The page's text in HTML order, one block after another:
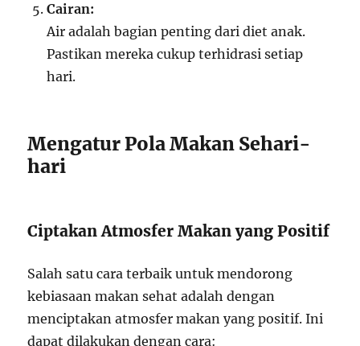
Cairan:
Air adalah bagian penting dari diet anak.
Pastikan mereka cukup terhidrasi setiap
hari.
Mengatur Pola Makan Sehari-
hari
Ciptakan Atmosfer Makan yang Positif
Salah satu cara terbaik untuk mendorong
kebiasaan makan sehat adalah dengan
menciptakan atmosfer makan yang positif. Ini
dapat dilakukan dengan cara: